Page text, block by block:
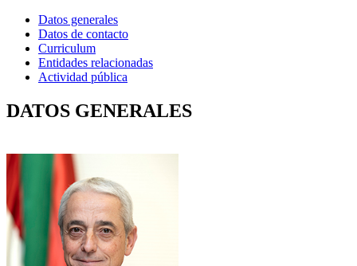
Datos generales
Datos de contacto
Curriculum
Entidades relacionadas
Actividad pública
DATOS GENERALES